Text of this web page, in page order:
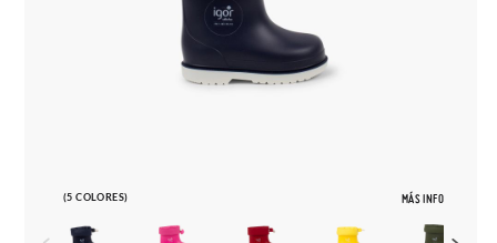
(5 COLORES) MÁS INFO